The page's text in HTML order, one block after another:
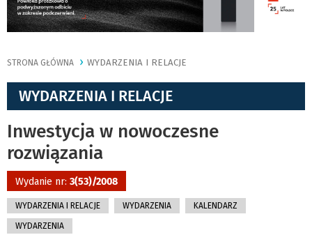
STRONA GŁÓWNA WYDARZENIA I RELACJE
WYDARZENIA I RELACJE
Inwestycja w nowoczesne
rozwiązania
Wydanie nr: 3(53)/2008
WYDARZENIA I RELACJE WYDARZENIA KALENDARZ
WYDARZENIA